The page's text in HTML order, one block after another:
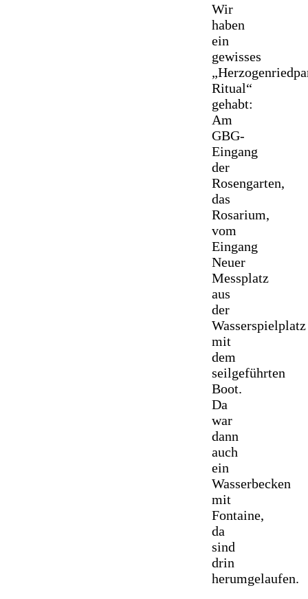
Wir
haben
ein
gewisses
Ritual“
gehabt:
Am
GBG-
Eingang
der
Rosengarten,
das
Rosarium,
vom
Eingang
Neuer
Messplatz
aus
der
Wasserspielplatz
mit
dem
seilgeführten
Boot.
Da
war
dann
auch
ein
Wasserbecken
mit
Fontaine,
da
sind
drin
herumgelaufen.